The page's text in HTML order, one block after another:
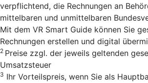
verpflichtend, die Rechnungen an
mittelbaren und unmittelbaren
Mit dem VR Smart Guide können Sie
Rechnungen erstellen und digital
2 Preise zzgl. der jeweils geltenden
Umsatzsteuer
3 Ihr Vorteilspreis, wenn Sie als